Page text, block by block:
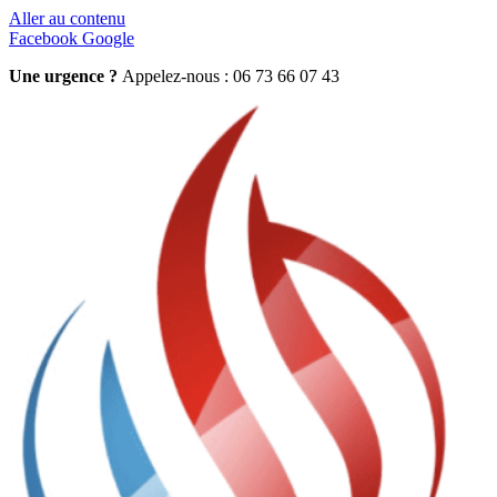
Aller au contenu
Facebook Google
Une urgence ? Appelez-nous : 06 73 66 07 43